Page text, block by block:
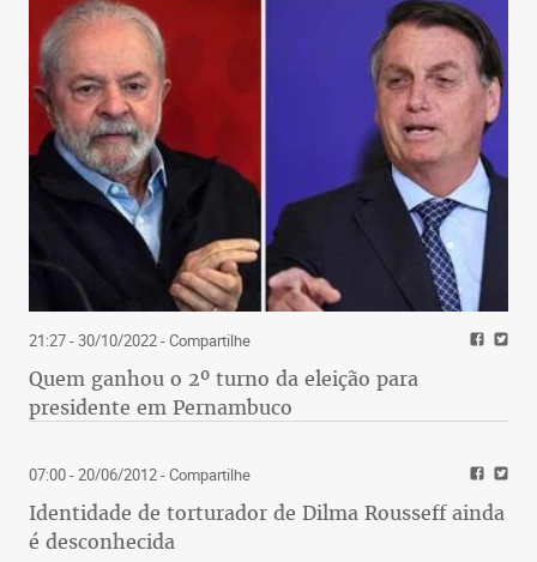
21:27 - 30/10/2022- Compartilhe
Quem ganhou o 2º turno da eleição para
presidente em Pernambuco
07:00 - 20/06/2012- Compartilhe
Identidade de torturador de Dilma Rousseff ainda
é desconhecida